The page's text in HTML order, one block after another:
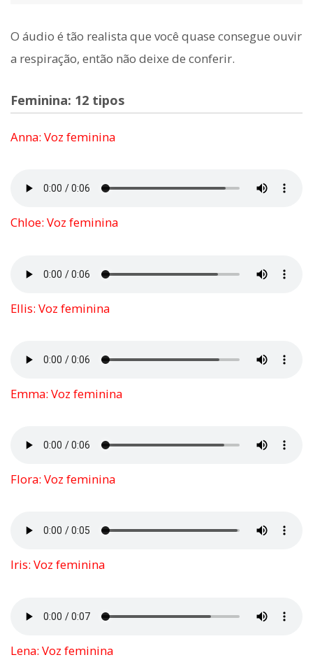
O áudio é tão realista que você quase consegue ouvir
a respiração, então não deixe de conferir.
Feminina: 12 tipos
Anna: Voz feminina
Chloe: Voz feminina
Ellis: Voz feminina
Emma: Voz feminina
Flora: Voz feminina
Iris: Voz feminina
Lena: Voz feminina